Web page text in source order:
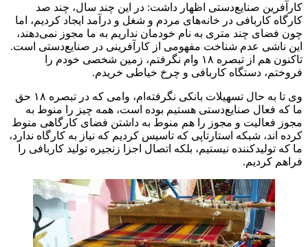
کارآفرین صنایع‌دستی اظهار داشت: در این چند سال، چند صد
کارگاه کاربافی در خانه‌های مردم و شغل و درآمد ایجاد کردیم، اما
چون فضای چند متری به نام خودمان نداریم به ما مجوز نمی‌دهند،
این ناشی عدم شناخت مفهومی از کارآفرینی در صنایع‌دستی است.
تاکنون هم از تبصره ۱۸ وام نگرفتم، زمین شخصی خودم را
فروختم، دستگاه کاربافی و چرخ خیاطی خریدم.
وی تا به حال تسهیلات بانکی نگرفته‌ام، وامی که در تبصره ۱۸ حق
ما که فعال صنایع‌دستی هستیم بوده است، همه چیز را منوط به
مجوز فعالیت و مجوز را هم منوط به داشتن فضای کارگاهی منوط
کرده اند، شبکه استارتاپی که تاسیس کردیم که نیاز به کارگاه ندارد،
ما که تولیدکننده نیستیم، بلکه اتصال اجزا زنجیره تولید کاربافی را
فراهم کردیم.